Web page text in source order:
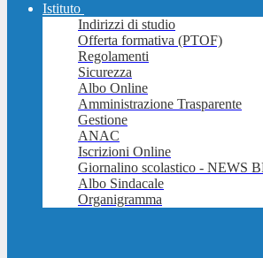
Istituto
Indirizzi di studio
Offerta formativa (PTOF)
Regolamenti
Sicurezza
Albo Online
Amministrazione Trasparente
Gestione
ANAC
Iscrizioni Online
Giornalino scolastico - NEWS
Albo Sindacale
Organigramma